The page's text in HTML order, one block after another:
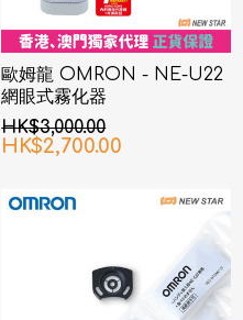
歐姆龍 OMRON - NE-U22
網眼式霧化器
HK$3,000.00
HK$2,700.00